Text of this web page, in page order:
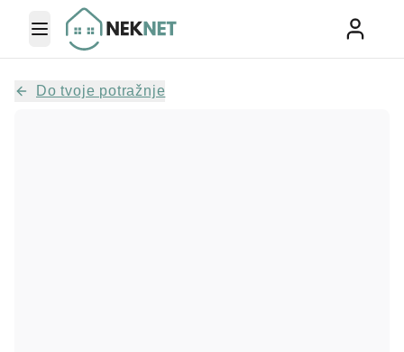
Toggle Menu
Do tvoje potražnje